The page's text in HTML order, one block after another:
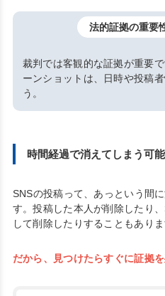
法的証拠の重要
裁判では客観的な証拠が重要
ーンショットは、日時や投稿
う。
時間経過で消えてしまう可能
SNSの投稿って、あっという間
す。投稿した本人が削除したり
して削除したりすることもありま
だから、見つけたらすぐに証拠